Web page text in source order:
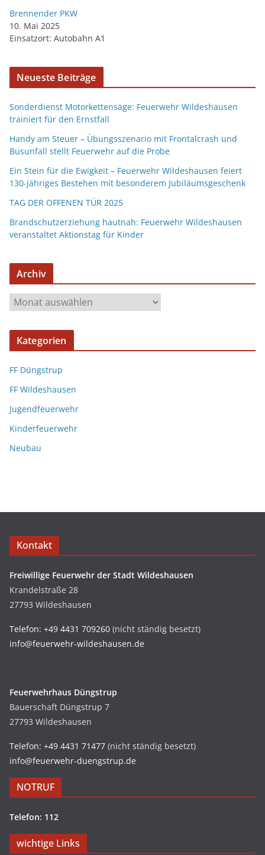
Brennender PKW
10. Mai 2025
Einsatzort: Autobahn A1
Neueste Beiträge
Sonderdienst Motorkettensäge: Feuerwehr Wildeshausen
trainiert für den Ernstfall
Handy am Steuer – Übungsszenario mit Frontalcrash und
Busunfall stellt Feuerwehr auf die Probe
Ein Stein für die Ewigkeit – Feuerwehr Wildeshausen feiert
130-jähriges Bestehen mit besonderem Jubiläumsgeschenk
TAG DER OFFENEN TÜR 2025
Brandschutzerziehung hautnah: Feuerwehr Wildeshausen
veranstaltet Aktionstag für Kinder
Archiv
Kategorien
FF Düngstrup
FF Wildeshausen
Jugendfeuerwehr
Kinderfeuerwehr
Neubau
Kontakt
Freiwillige Feuerwehr der Stadt Wildeshausen
Krandelstraße 28
27793 Wildeshausen
Telefon: +49 4431 709260 (nicht ständig besetzt)
info@feuerwehr-wildeshausen.de
Feuerwehrhaus Düngstrup
Bauerschaft Düngstrup 7
27793 Wildeshausen
Telefon: +49 4431 71477 (nicht ständig besetzt)
info@feuerwehr-duengstrup.de
NOTRUF
Telefon: 112
wichtige Links